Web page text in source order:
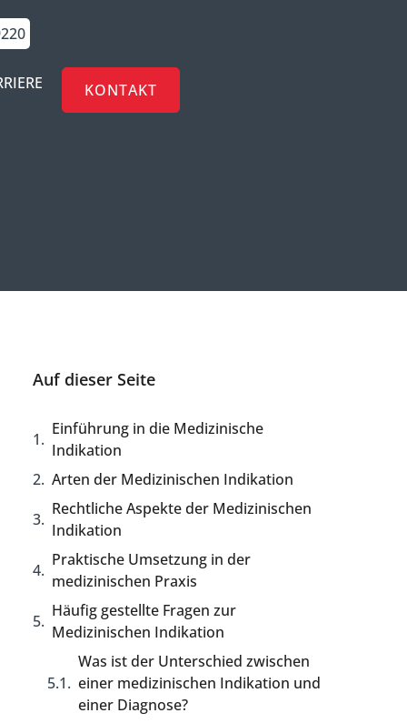
KONTAKT
Auf dieser Seite
Einführung in die Medizinische
Indikation
Arten der Medizinischen Indikation
Rechtliche Aspekte der Medizinischen
Indikation
Praktische Umsetzung in der
medizinischen Praxis
Häufig gestellte Fragen zur
Medizinischen Indikation
Was ist der Unterschied zwischen
einer medizinischen Indikation und
einer Diagnose?